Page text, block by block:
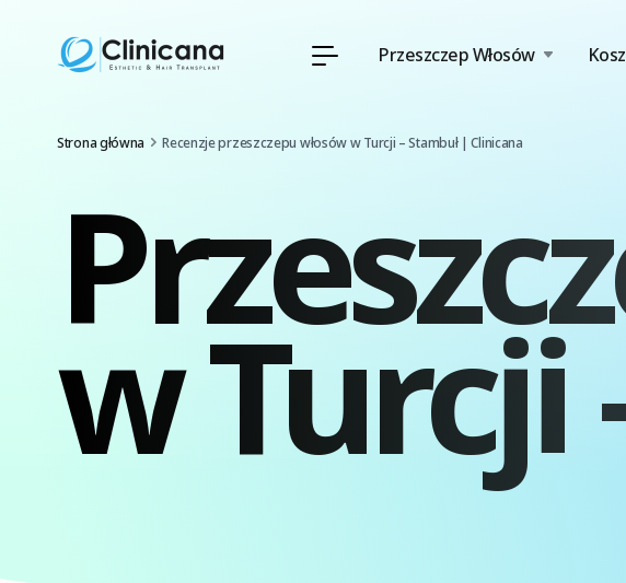
Przeszczep Włosów
Strona główna Recenzje przeszczepu włosów w Turcji – Stambuł | Clinicana
w Turcji